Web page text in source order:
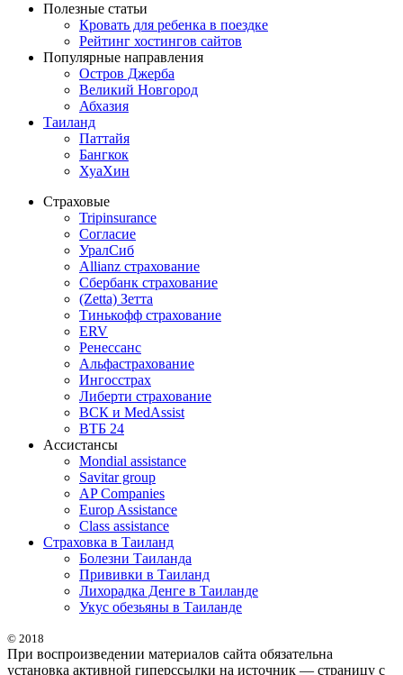
Полезные статьи
Кровать для ребенка в поездке
Рейтинг хостингов сайтов
Популярные направления
Остров Джерба
Великий Новгород
Абхазия
Таиланд
Паттайя
Бангкок
ХуаХин
Страховые
Tripinsurance
Согласие
УралСиб
Allianz страхование
Сбербанк страхование
(Zetta) Зетта
Тинькофф страхование
ERV
Ренессанс
Альфастрахование
Ингосстрах
Либерти страхование
ВСК и MedAssist
ВТБ 24
Ассистансы
Mondial assistance
Savitar group
AP Companies
Europ Assistance
Class assistance
Страховка в Таиланд
Болезни Таиланда
Прививки в Таиланд
Лихорадка Денге в Таиланде
Укус обезьяны в Таиланде
© 2018
При воспроизведении материалов сайта обязательна
установка активной гиперссылки на источник — страницу с